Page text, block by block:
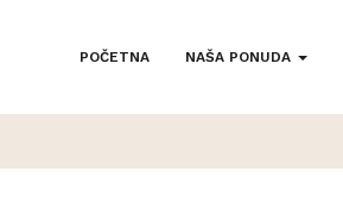
POČETNA NAŠA PONUDA